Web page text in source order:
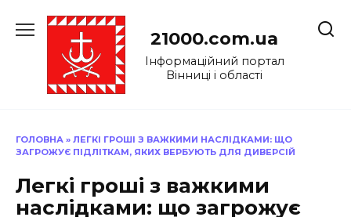
до
21000.com.ua
Інформаційний портал
Вінниці і області
ГОЛОВНА » ЛЕГКІ ГРОШІ З ВАЖКИМИ НАСЛІДКАМИ: ЩО
ЗАГРОЖУЄ ПІДЛІТКАМ, ЯКИХ ВЕРБУЮТЬ ДЛЯ ДИВЕРСІЙ
Легкі гроші з важкими
наслідками: що загрожує